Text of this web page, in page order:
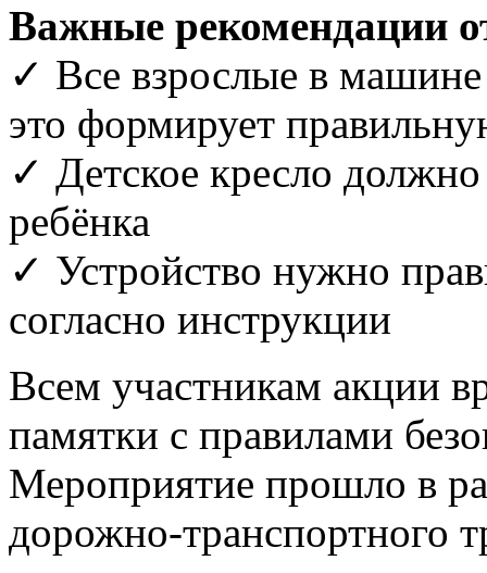
Важные рекомендации
✓ Все взрослые в
это формирует
✓ Детское кресло должно
ребёнка
✓ Устройство нужно
согласно инструкции
Всем участникам акции
памятки с правилами
Мероприятие прошло в
дорожно-транспортного